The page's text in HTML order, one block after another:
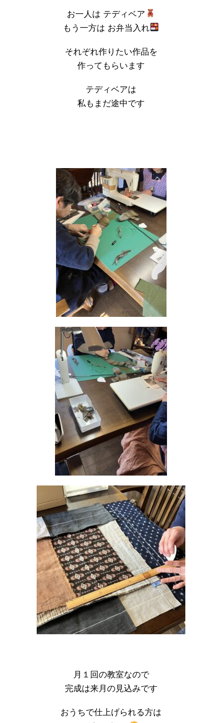
お一人は テディベア
もう一方は お弁当入れ
それぞれ作りたい作品を
作ってもらいます
テディベアは
私もまだ途中です
月１回の教室なので
完成は来月の見込みです
おうちで仕上げられる方は